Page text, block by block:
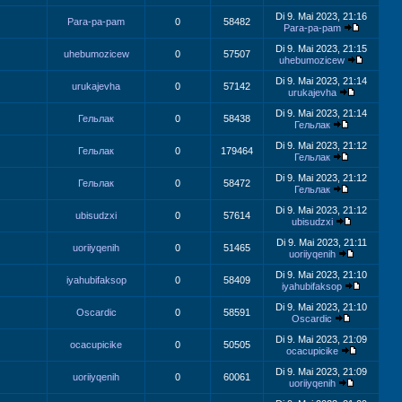
Para-pa-pam 0 58482
Di 9. Mai 2023, 21:16
Para-pa-pam
uhebumozicew 0 57507
Di 9. Mai 2023, 21:15
uhebumozicew
urukajevha 0 57142
Di 9. Mai 2023, 21:14
urukajevha
Гельлак 0 58438
Di 9. Mai 2023, 21:14
Гельлак
Гельлак 0 179464
Di 9. Mai 2023, 21:12
Гельлак
Гельлак 0 58472
Di 9. Mai 2023, 21:12
Гельлак
ubisudzxi 0 57614
Di 9. Mai 2023, 21:12
ubisudzxi
uoriiyqenih 0 51465
Di 9. Mai 2023, 21:11
uoriiyqenih
iyahubifaksop 0 58409
Di 9. Mai 2023, 21:10
iyahubifaksop
Oscardic 0 58591
Di 9. Mai 2023, 21:10
Oscardic
ocacupicike 0 50505
Di 9. Mai 2023, 21:09
ocacupicike
uoriiyqenih 0 60061
Di 9. Mai 2023, 21:09
uoriiyqenih